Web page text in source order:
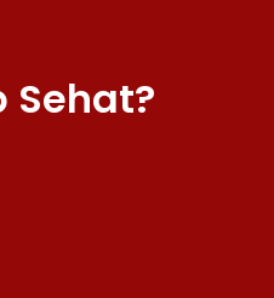
Sehat?